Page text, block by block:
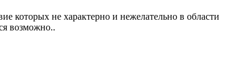
которых не характерно и нежелательно в области
возможно..